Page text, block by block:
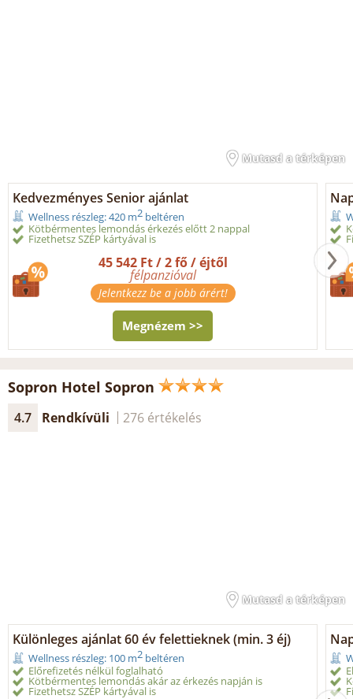
Mutasd a térképen
Kedvezményes Senior ajánlat
Wellness részleg: 420 m2 beltéren
Kötbérmentes lemondás érkezés előtt 2 nappal
Fizethetsz SZÉP kártyával is
45 542 Ft / 2 fő / éjtől
félpanzióval
Jelentkezz be a jobb árért!
Megnézem >>
Sopron Hotel Sopron
4.7 Rendkívüli 276 értékelés
Mutasd a térképen
Különleges ajánlat 60 év felettieknek (min. 3 éj)
Wellness részleg: 100 m2 beltéren
Előrefizetés nélkül foglalható
Kötbérmentes lemondás akár az érkezés napján is
Fizethetsz SZÉP kártyával is